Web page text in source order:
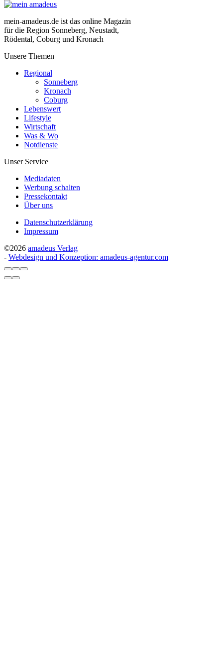
mein-amadeus.de ist das online Magazin
für die Region Sonneberg, Neustadt,
Rödental, Coburg und Kronach
Unsere Themen
Regional
Sonneberg
Kronach
Coburg
Lebenswert
Lifestyle
Wirtschaft
Was & Wo
Notdienste
Unser Service
Mediadaten
Werbung schalten
Pressekontakt
Über uns
Datenschutzerklärung
Impressum
©2026 amadeus Verlag
- Webdesign und Konzeption: amadeus-agentur.com